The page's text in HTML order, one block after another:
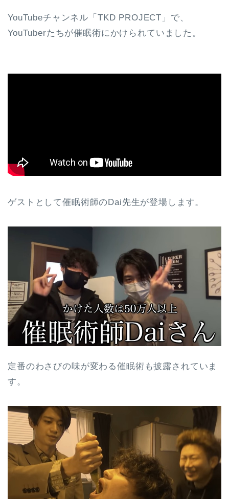
YouTubeチャンネル「TKD PROJECT」で、
YouTuberたちが催眠術にかけられていました。
ゲストとして催眠術師のDai先生が登場します。
定番のわさびの味が変わる催眠術も披露されていま
す。